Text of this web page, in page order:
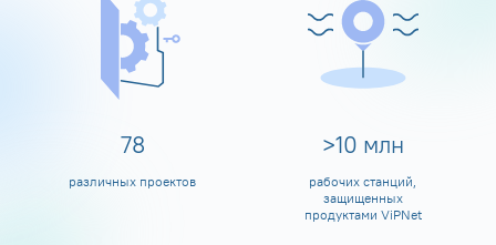
80
различных проектов
>10 млн
рабочих станций,
защищенных
продуктами ViPNet